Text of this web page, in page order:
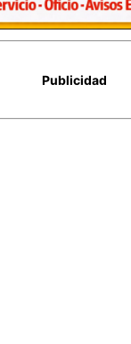
Publicidad